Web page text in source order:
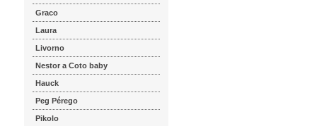
Graco
Laura
Livorno
Nestor a Coto baby
Hauck
Peg Pérego
Pikolo